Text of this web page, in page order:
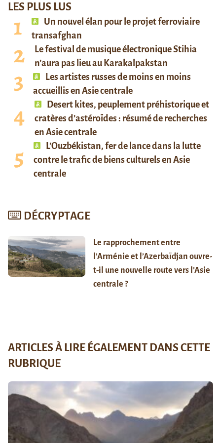
LES PLUS LUS
Un nouvel élan pour le projet ferroviaire
transafghan
Le festival de musique électronique Stihia
n’aura pas lieu au Karakalpakstan
Les artistes russes de moins en moins
accueillis en Asie centrale
Desert kites, peuplement préhistorique et
cratères d’astéroïdes : résumé de recherches
en Asie centrale
L’Ouzbékistan, fer de lance dans la lutte
contre le trafic de biens culturels en Asie
centrale
DÉCRYPTAGE
Le rapprochement entre
l’Arménie et l’Azerbaïdjan ouvre-
t-il une nouvelle route vers l’Asie
centrale ?
ARTICLES À LIRE ÉGALEMENT DANS CETTE
RUBRIQUE